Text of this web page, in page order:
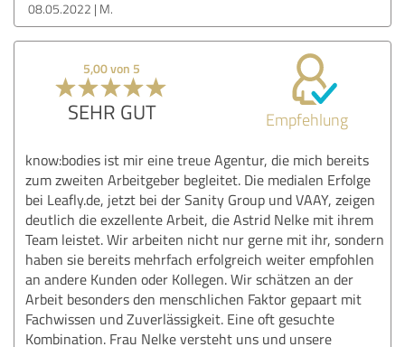
08.05.2022 M.
5,00 von 5
SEHR GUT Empfehlung
know:bodies ist mir eine treue Agentur, die mich bereits
zum zweiten Arbeitgeber begleitet. Die medialen Erfolge
bei Leafly.de, jetzt bei der Sanity Group und VAAY, zeigen
deutlich die exzellente Arbeit, die Astrid Nelke mit ihrem
Team leistet. Wir arbeiten nicht nur gerne mit ihr, sondern
haben sie bereits mehrfach erfolgreich weiter empfohlen
an andere Kunden oder Kollegen. Wir schätzen an der
Arbeit besonders den menschlichen Faktor gepaart mit
Fachwissen und Zuverlässigkeit. Eine oft gesuchte
Kombination. Frau Nelke versteht uns und unsere